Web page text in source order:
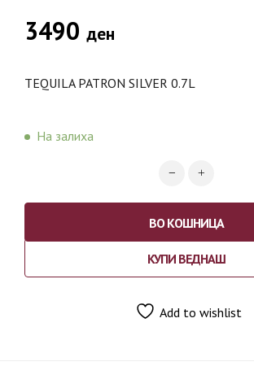
3490 ден
TEQUILA PATRON SILVER 0.7L
На залиха
ВО КОШНИЦА
КУПИ ВЕДНАШ
Add to wishlist